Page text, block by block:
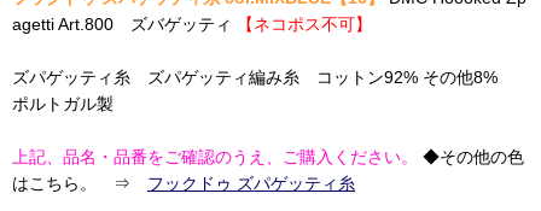
agetti Art.800 ズバゲッティ
【ネコポス不可】
ズパゲッティ糸 ズパゲッティ編み糸 コットン92% その他8%
ポルトガル製
上記、品名・品番をご確認のうえ、ご購入ください。
◆その他の色
はこちら。 ⇒ フックドゥ ズパゲッティ糸